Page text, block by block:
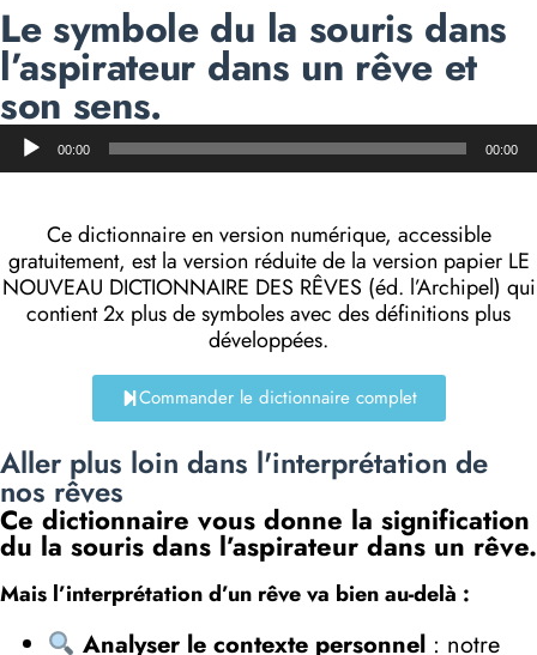
Le symbole du la souris dans
l’aspirateur dans un rêve et
son sens.
Lecteur
audio00:00 00:00
Ce dictionnaire en version numérique, accessible
gratuitement, est la version réduite de la version papier LE
NOUVEAU DICTIONNAIRE DES RÊVES (éd. l’Archipel) qui
contient 2x plus de symboles avec des définitions plus
développées.
Commander le dictionnaire complet
Aller plus loin dans l'interprétation de
nos rêves
Ce dictionnaire vous donne la signification
du la souris dans l’aspirateur dans un rêve.
Mais l’interprétation d’un rêve va bien au-delà :
Analyser le contexte personnel: notre